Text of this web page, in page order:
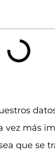
vez más
que se